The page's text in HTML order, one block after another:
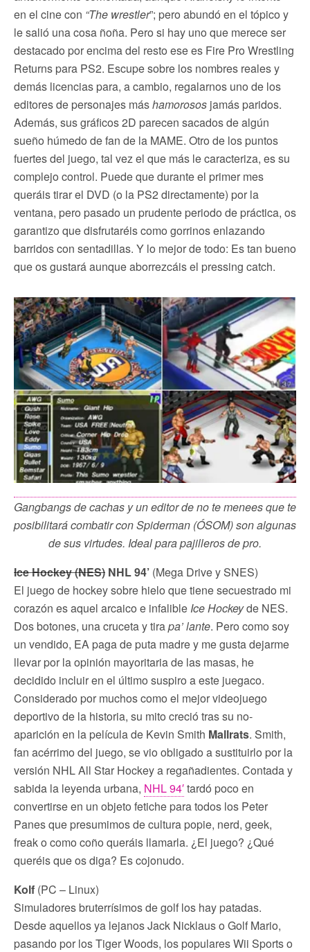
en el cine con “The wrestler”; pero abundó en el tópico y
le salió una cosa ñoña. Pero si hay uno que merece ser
destacado por encima del resto ese es Fire Pro Wrestling
Returns para PS2. Escupe sobre los nombres reales y
demás licencias para, a cambio, regalarnos uno de los
editores de personajes máshamorosos jamás paridos.
Además, sus gráficos 2D parecen sacados de algún
sueño húmedo de fan de la MAME. Otro de los puntos
fuertes del juego, tal vez el que más le caracteriza, es su
complejo control. Puede que durante el primer mes
queráis tirar el DVD (o la PS2 directamente) por la
ventana, pero pasado un prudente periodo de práctica, os
garantizo que disfrutaréis como gorrinos enlazando
barridos con sentadillas. Y lo mejor de todo: Es tan bueno
que os gustará aunque aborrezcáis el pressing catch.
Gangbangs de cachas y un editor de no te menees que te
posibilitará combatir con Spiderman (ÓSOM) son algunas
de sus virtudes. Ideal para pajilleros de pro.
Ice Hockey (NES) NHL 94’ (Mega Drive y SNES)
El juego de hockey sobre hielo que tiene secuestrado mi
corazón es aquel arcaico e infalible Ice Hockeyde NES.
Dos botones, una cruceta y tirapa’ lante. Pero como soy
un vendido, EA paga de puta madre y me gusta dejarme
llevar por la opinión mayoritaria de las masas, he
decidido incluir en el último suspiro a este juegaco.
Considerado por muchos como el mejor videojuego
deportivo de la historia, su mito creció tras su no-
aparición en la película de Kevin Smith Mallrats. Smith,
fan acérrimo del juego, se vio obligado a sustituirlo por la
versión NHL All Star Hockey a regañadientes. Contada y
sabida la leyenda urbana, NHL 94′tardó poco en
convertirse en un objeto fetiche para todos los Peter
Panes que presumimos de cultura popie, nerd, geek,
freak o como coño queráis llamarla. ¿El juego? ¿Qué
queréis que os diga? Es cojonudo.
Kolf (PC – Linux)
Simuladores bruterrísimos de golf los hay patadas.
Desde aquellos ya lejanos Jack Nicklaus o Golf Mario,
pasando por los Tiger Woods, los populares Wii Sports o